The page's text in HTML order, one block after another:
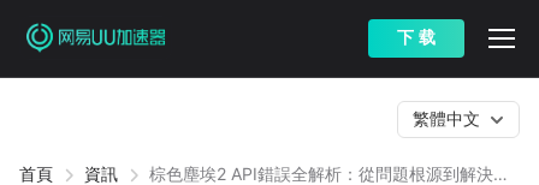
下 载
首頁 資訊
棕色塵埃2 API錯誤全解析：從問題根源到解決方
繁體中文